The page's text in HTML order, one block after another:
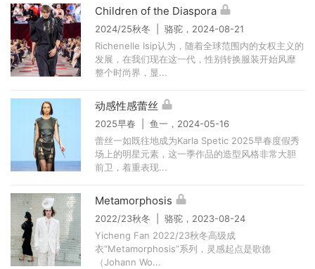
Children of the Diaspora
2024/25秋冬 | 骆驼，2024-08-21
Richenelle Isip认为，随着全球范围内的女权主义的
发展，在我们现在这一代，性别转换服装开始风靡
整个时尚界，显...
动感性感蕾丝
2025早春 | 鱼一，2024-05-16
蕾丝一如既往地成为Karla Spetic 2025早春度假秀
场上的明星元素，这一季作品的造型风格非常大胆
前卫，着重表现...
Metamorphosis
2022/23秋冬 | 骆驼，2023-08-24
Yicheng Fan 2022/23秋冬高级成
衣“Metamorphosis”系列，灵感起点是歌德
（Johann Wo...